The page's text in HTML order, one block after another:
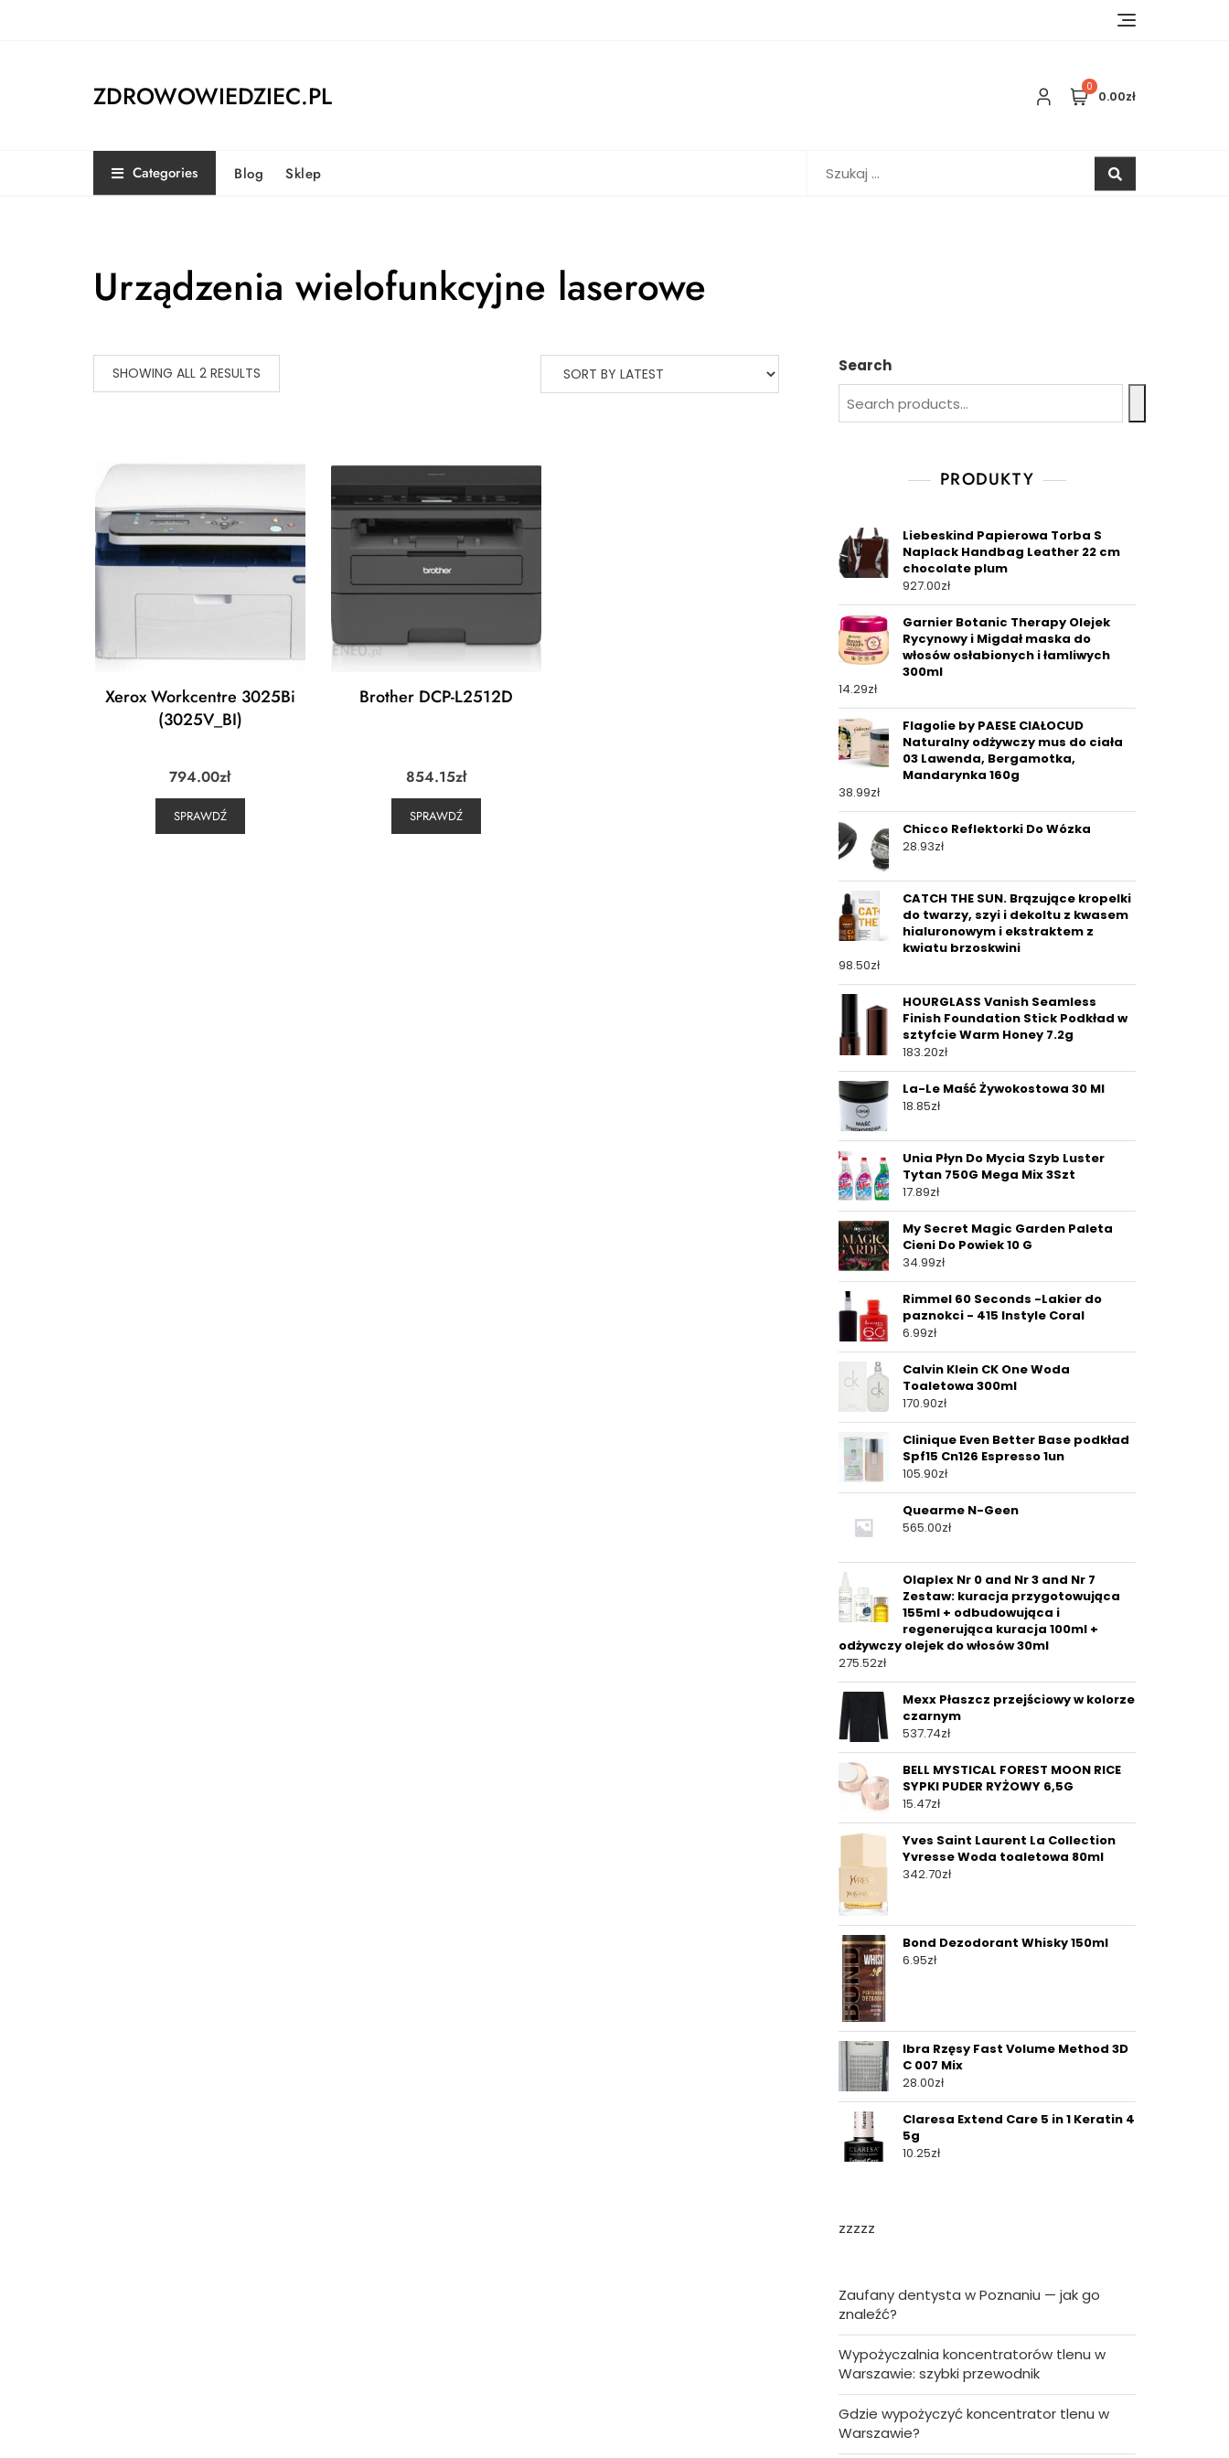
ZDROWOWIEDZIEC.PL 0
0.00zł
Categories Blog Sklep Szukaj:
Urządzenia wielofunkcyjne laserowe
SHOWING ALL 2 RESULTS
Xerox Workcentre 3025Bi
(3025V_BI)
794.00zł
SPRAWDŹ
Brother DCP-L2512D
854.15zł
SPRAWDŹ
Search
PRODUKTY
Liebeskind Papierowa Torba S
Naplack Handbag Leather 22 cm
chocolate plum
927.00zł
Garnier Botanic Therapy Olejek
Rycynowy i Migdał maska do
włosów osłabionych i łamliwych
300ml
14.29zł
Flagolie by PAESE CIAŁOCUD
Naturalny odżywczy mus do ciała
03 Lawenda, Bergamotka,
Mandarynka 160g
38.99zł
Chicco Reflektorki Do Wózka
28.93zł
CATCH THE SUN. Brązujące kropelki
do twarzy, szyi i dekoltu z kwasem
hialuronowym i ekstraktem z
kwiatu brzoskwini
98.50zł
HOURGLASS Vanish Seamless
Finish Foundation Stick Podkład w
sztyfcie Warm Honey 7.2g
183.20zł
La-Le Maść Żywokostowa 30 Ml
18.85zł
Unia Płyn Do Mycia Szyb Luster
Tytan 750G Mega Mix 3Szt
17.89zł
My Secret Magic Garden Paleta
Cieni Do Powiek 10 G
34.99zł
Rimmel 60 Seconds -Lakier do
paznokci - 415 Instyle Coral
6.99zł
Calvin Klein CK One Woda
Toaletowa 300ml
170.90zł
Clinique Even Better Base podkład
Spf15 Cn126 Espresso 1un
105.90zł
Quearme N-Geen
565.00zł
Olaplex Nr 0 and Nr 3 and Nr 7
Zestaw: kuracja przygotowująca
155ml + odbudowująca i
regenerująca kuracja 100ml +
odżywczy olejek do włosów 30ml
275.52zł
Mexx Płaszcz przejściowy w kolorze
czarnym
537.74zł
BELL MYSTICAL FOREST MOON RICE
SYPKI PUDER RYŻOWY 6,5G
15.47zł
Yves Saint Laurent La Collection
Yvresse Woda toaletowa 80ml
342.70zł
Bond Dezodorant Whisky 150ml
6.95zł
Ibra Rzęsy Fast Volume Method 3D
C 007 Mix
28.00zł
Claresa Extend Care 5 in 1 Keratin 4
5g
10.25zł
zzzzz
Zaufany dentysta w Poznaniu — jak go
znaleźć?
Wypożyczalnia koncentratorów tlenu w
Warszawie: szybki przewodnik
Gdzie wypożyczyć koncentrator tlenu w
Warszawie?